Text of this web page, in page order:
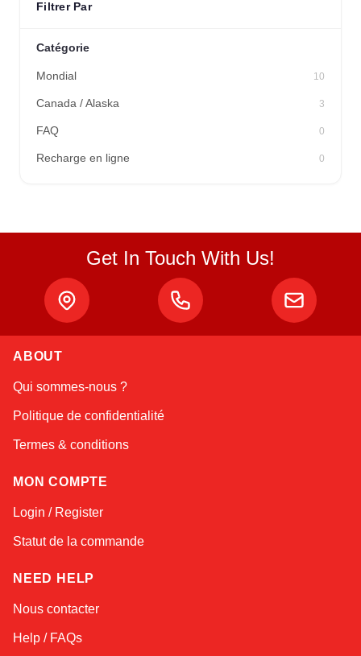
Filtrer Par
Catégorie
Mondial 10
Canada / Alaska 3
FAQ 0
Recharge en ligne 0
Get In Touch With Us!
ABOUT
Qui sommes-nous ?
Politique de confidentialité
Termes & conditions
MON COMPTE
Login / Register
Statut de la commande
NEED HELP
Nous contacter
Help / FAQs